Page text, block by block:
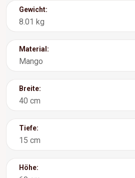
Gewicht:
8.01 kg
Material:
Mango
Breite:
40 cm
Tiefe:
15 cm
Höhe: